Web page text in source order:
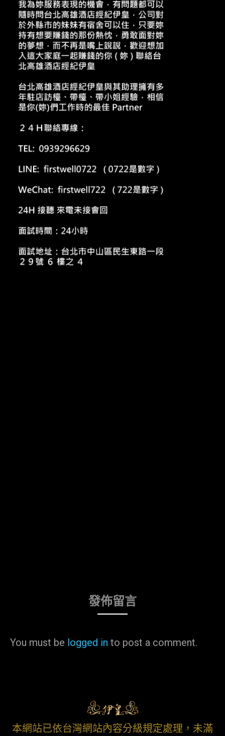
發佈留言
You must be logged in to post a comment.
本網站已依台灣網站內容分級規定處理，未滿